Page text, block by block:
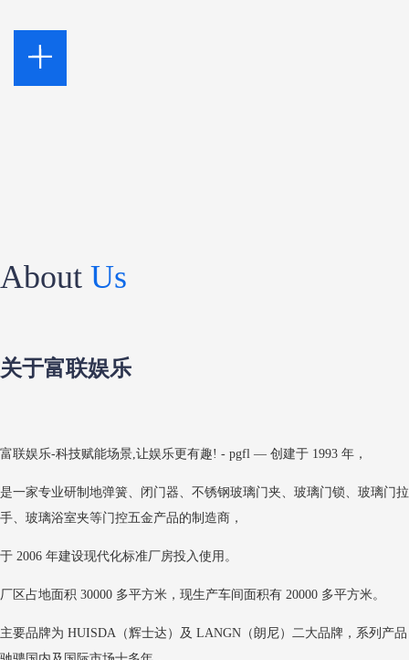
About Us
关于富联娱乐
富联娱乐-科技赋能场景,让娱乐更有趣! - pgfl — 创建于 1993 年，
是一家专业研制地弹簧、闭门器、不锈钢玻璃门夹、玻璃门锁、玻璃门拉
手、玻璃浴室夹等门控五金产品的制造商，
于 2006 年建设现代化标准厂房投入使用。
厂区占地面积 30000 多平方米，现生产车间面积有 20000 多平方米。
主要品牌为 HUISDA（辉士达）及 LANGN（朗尼）二大品牌，系列产品